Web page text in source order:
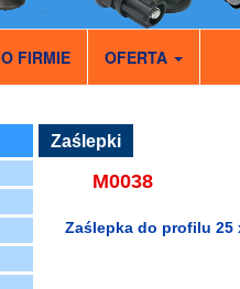
O FIRMIE OFERTA
Zaślepki
M0038
Zaślepka do profilu 25